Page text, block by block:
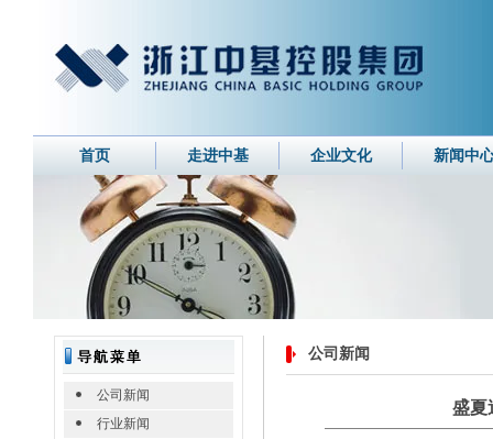
首页 走进中基 企业文化 新闻中
公司新闻
行业新闻
公司新闻
盛夏